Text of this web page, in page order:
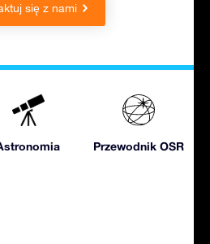
się z nami
Przewodnik OSR